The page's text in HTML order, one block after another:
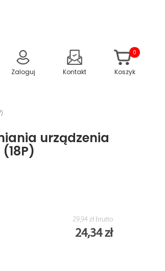
Zaloguj Kontakt Koszyk
0
urządzenia
29,94 zł brutto
24,34 zł